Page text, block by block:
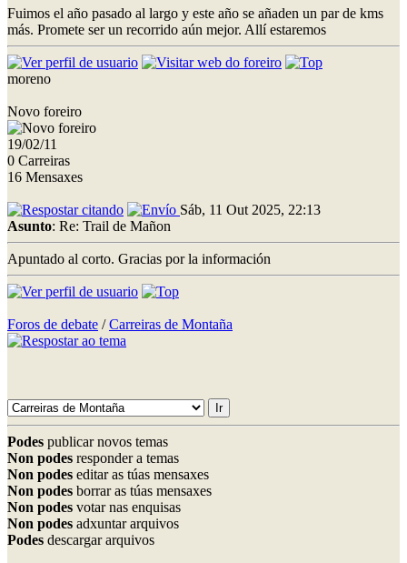
Fuimos el año pasado al largo y este año se añaden un par de kms
más. Promete ser un recorrido aún mejor. Allí estaremos
moreno
Novo foreiro
19/02/11
0 Carreiras
16 Mensaxes
Sáb, 11 Out 2025, 22:13
Asunto: Re: Trail de Mañon
Apuntado al corto. Gracias por la información
Foros de debate /Carreiras de Montaña
Podes publicar novos temas
Non podes responder a temas
Non podes editar as túas mensaxes
Non podes borrar as túas mensaxes
Non podes votar nas enquisas
Non podes adxuntar arquivos
Podes descargar arquivos